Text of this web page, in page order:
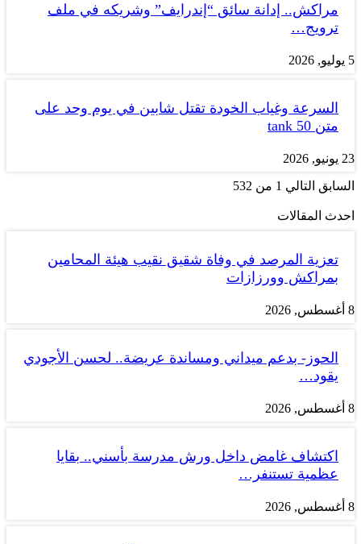
مراكش.. إدانة سائق “إندرايف” وشريكه في ملف
ترويج…
5 يوليو, 2026
السرعة وغياب الخودة تقتل شابين في يوم وحد على
متن tank 50
23 يونيو, 2026
السابق التالي 1 من 532
احدث المقالات
تعزية المرصد في وفاة شقيق نقيب هيئة المحامين
بمراكش وورزازات
8 أغسطس, 2026
الحوز- بدعم ميداني ومساندة عريضة.. لحسن الأجودي
يقود…
8 أغسطس, 2026
اكتشاف غامض داخل ورش مدرسة بأسني.. بقايا
عظمية تستنفر…
8 أغسطس, 2026